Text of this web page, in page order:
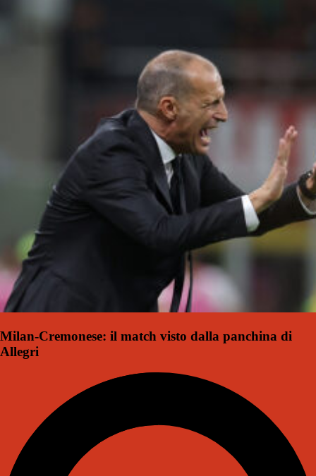
Milan-Cremonese: il match visto dalla panchina di
Allegri